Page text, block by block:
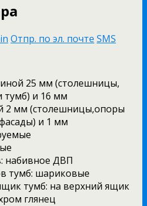
Отпр. по эл. почте SMS
25 мм (столешницы,
и 16 мм
2 мм (столешницы,опоры
и 1 мм
набивное ДВП
тумб: шариковые
тумб: на верхний ящик
глянец